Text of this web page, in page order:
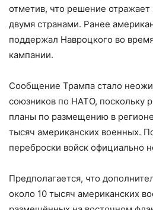
отметив, что решение
двумя странами. Ранее
поддержал Навроцкого во
кампании.
Сообщение Трампа стало
союзников по НАТО, поскольку
планы по размещению в
тысяч американских военных.
переброски войск официально
Предполагается, что
около 10 тысяч американских